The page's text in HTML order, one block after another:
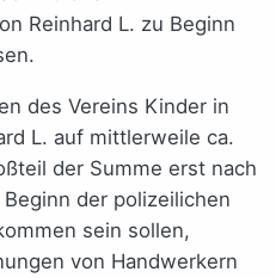
Reinhard L. zu Beginn
des Vereins Kinder in
L. auf mittlerweile ca.
der Summe erst nach
der polizeilichen
sein sollen,
von Handwerkern